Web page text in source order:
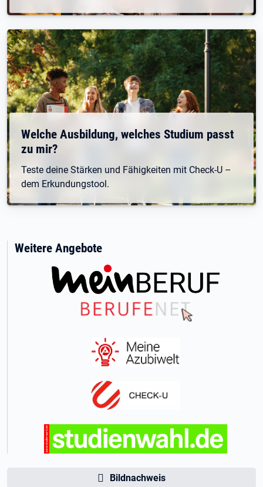
Welche Ausbildung, welches Studium passt
zu mir?
Teste deine Stärken und Fähigkeiten mit Check-U –
dem Erkundungstool.
Weitere Angebote
Bildnachweis